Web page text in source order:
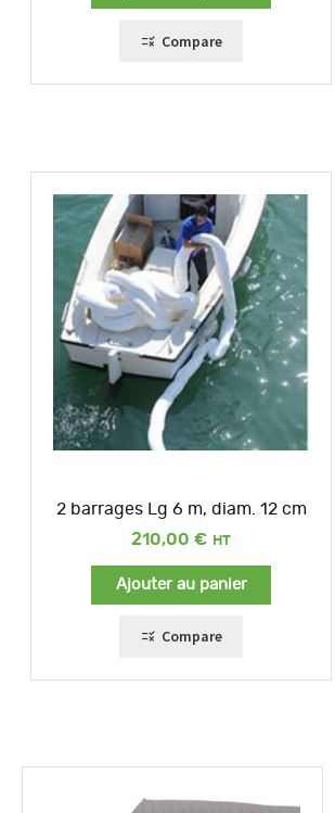
Compare
2 barrages Lg 6 m, diam. 12 cm
210,00 €
Ajouter au panier
Compare